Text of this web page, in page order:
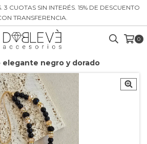
CUOTAS SIN INTERÉS. 15% DE DESCUENTO
TRANSFERENCIA.
0
elegante negro y dorado